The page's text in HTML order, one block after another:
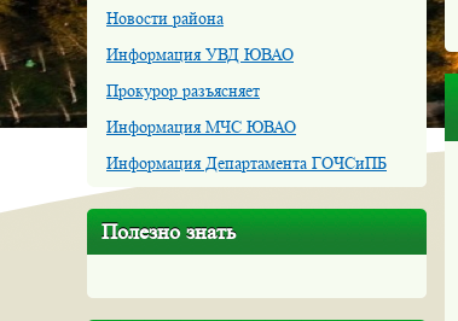
Новости района
Информация УВД ЮВАО
Прокурор разъясняет
Информация МЧС ЮВАО
Информация Департамента ГОЧСиПБ
Полезно знать